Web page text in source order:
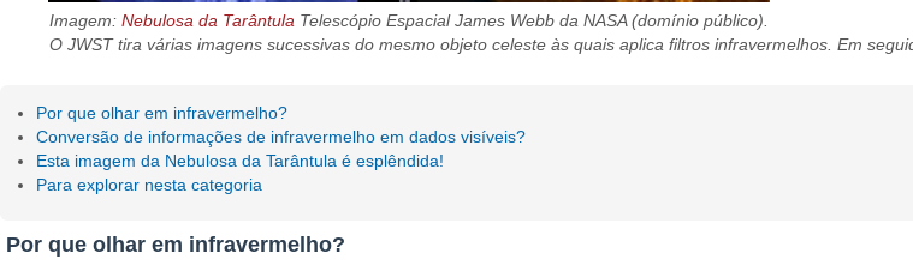
Imagem:Nebulosa da Tarântula Telescópio Espacial James Webb da NASA (domínio público).
O JWST tira várias imagens sucessivas do mesmo objeto celeste às quais aplica filtros infravermelhos. Em
Por que olhar em infravermelho?
Conversão de informações de infravermelho em dados visíveis?
Esta imagem da Nebulosa da Tarântula é esplêndida!
Para explorar nesta categoria
Por que olhar em infravermelho?